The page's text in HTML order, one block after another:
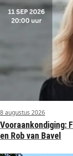
8 augustus 2026
Vooraankondiging:
en Rob van Bavel